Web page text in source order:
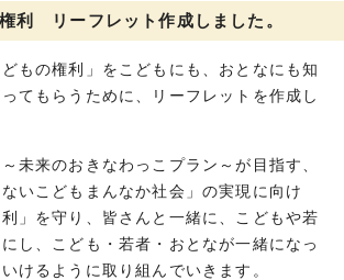
利 リーフレット作成しました。
もの権利」をこどもにも、おとなにも知
てもらうために、リーフレットを作成し
未来のおきなわっこプラン～が目指す、
ないこどもまんなか社会」の実現に向け
」を守り、皆さんと一緒に、こどもや若
し、こども・若者・おとなが一緒になっ
けるように取り組んでいきます。